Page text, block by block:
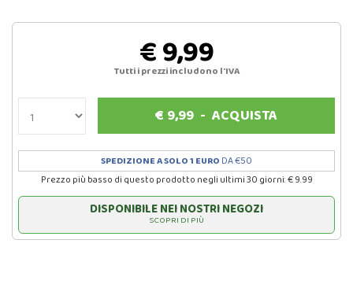
€ 9,99
Tutti i prezzi includono l'IVA
€ 9,99 -ACQUISTA
SPEDIZIONE A SOLO 1 EURO DA €50
Prezzo più basso di questo prodotto negli ultimi 30 giorni: € 9.99
DISPONIBILE NEI NOSTRI NEGOZI
SCOPRI DI PIÙ